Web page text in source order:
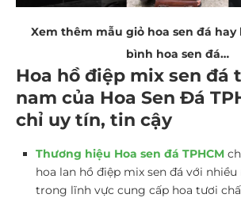
Xem thêm mẫu giỏ hoa sen đá hay
bình hoa sen đá…
Hoa hồ điệp mix sen đá
nam của Hoa Sen Đá
chỉ uy tín, tin cậy
Thương hiệu Hoa sen đá TPHCM
hoa lan hồ điệp mix sen đá với
trong lĩnh vực cung cấp hoa tươi